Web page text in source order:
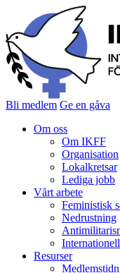
Bli medlem Ge en gåva
Om oss
Om IKFF
Organisation
Lokalkretsar
Lediga jobb
Vårt arbete
Feministisk
Nedrustning
Resurser